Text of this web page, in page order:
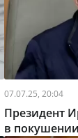
07.07.25, 20:04
Президент
в